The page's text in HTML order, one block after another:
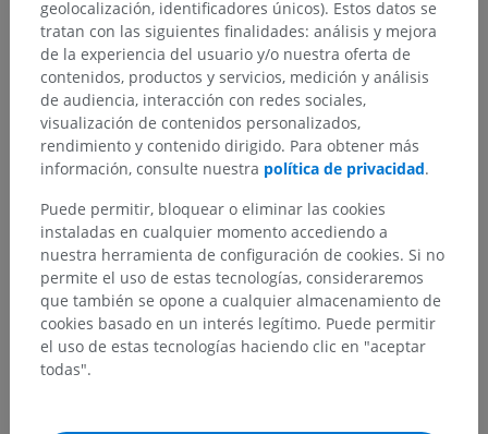
geolocalización, identificadores únicos). Estos datos se
tratan con las siguientes finalidades: análisis y mejora
de la experiencia del usuario y/o nuestra oferta de
contenidos, productos y servicios, medición y análisis
de audiencia, interacción con redes sociales,
visualización de contenidos personalizados,
rendimiento y contenido dirigido. Para obtener más
información, consulte nuestra política de privacidad.
Puede permitir, bloquear o eliminar las cookies
instaladas en cualquier momento accediendo a
nuestra herramienta de configuración de cookies. Si no
permite el uso de estas tecnologías, consideraremos
que también se opone a cualquier almacenamiento de
cookies basado en un interés legítimo. Puede permitir
el uso de estas tecnologías haciendo clic en "aceptar
todas".